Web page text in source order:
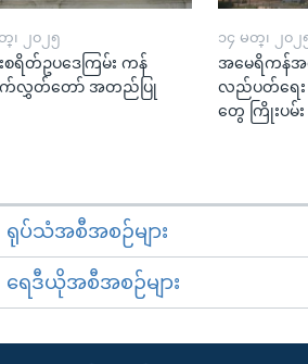
၊ ၂၀၂၅
ရိတ်ဥပဒေကြမ်း ကန်
လွှတ်တော် အတည်ပြု
၁၄ မတ္၊ ၂၀၂
အမေရိကန်
လည်ပတ်ရေ
တွေ ကြိုးပမ်း
ရုပ်သံအစီအစဉ်များ
ရေဒီယိုအစီအစဉ်များ